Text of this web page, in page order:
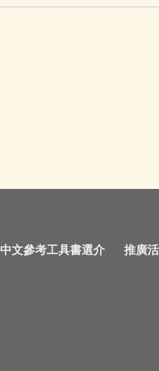
中文參考工具書選介 推廣